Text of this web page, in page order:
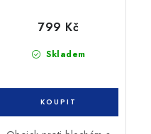
Skladem
799 Kč